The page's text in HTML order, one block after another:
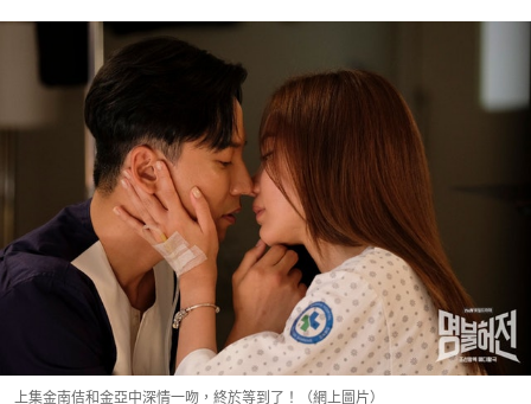
上集金南佶和金亞中深情一吻，終於等到了！（網上圖片）